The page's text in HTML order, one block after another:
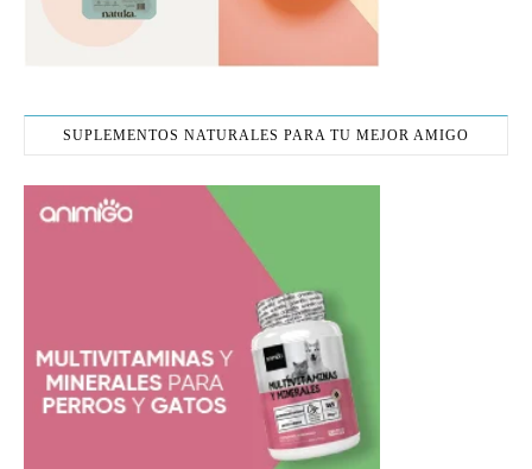
SUPLEMENTOS NATURALES PARA TU MEJOR AMIGO